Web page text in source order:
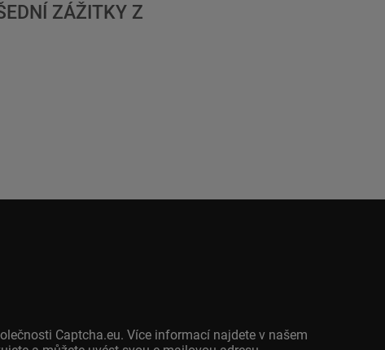
ZÁŽITKY Z
Captcha.eu. Více informací najdete v našem